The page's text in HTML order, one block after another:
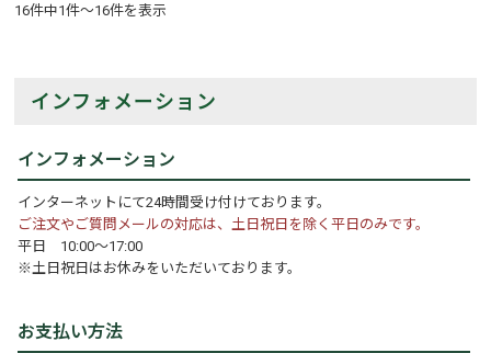
16件中1件～16件を表示
インフォメーション
インフォメーション
インターネットにて24時間受け付けております。
ご注文やご質問メールの対応は、土日祝日を除く平日のみです。
平日 10:00～17:00
※土日祝日はお休みをいただいております。
お支払い方法